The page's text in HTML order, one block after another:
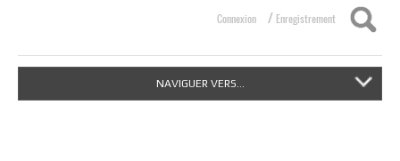
Connexion / Enregistrement
NAVIGUER VERS...